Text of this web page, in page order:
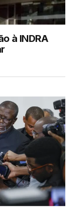
à INDRA